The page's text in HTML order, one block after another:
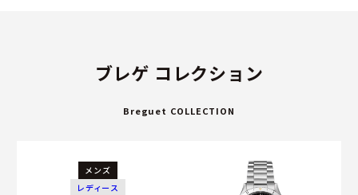
ブレゲ コレクション
Breguet COLLECTION
メンズ
レディース